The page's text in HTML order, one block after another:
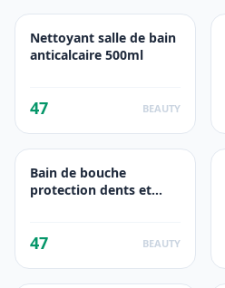
Nettoyant salle de bain
anticalcaire 500ml
47 BEAUTY
Bain de bouche
protection dents et
47 BEAUTY